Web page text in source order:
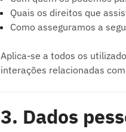
Quais os direitos que
Como asseguramos a
Aplica-se a todos os
interações relacionadas
3. Dados